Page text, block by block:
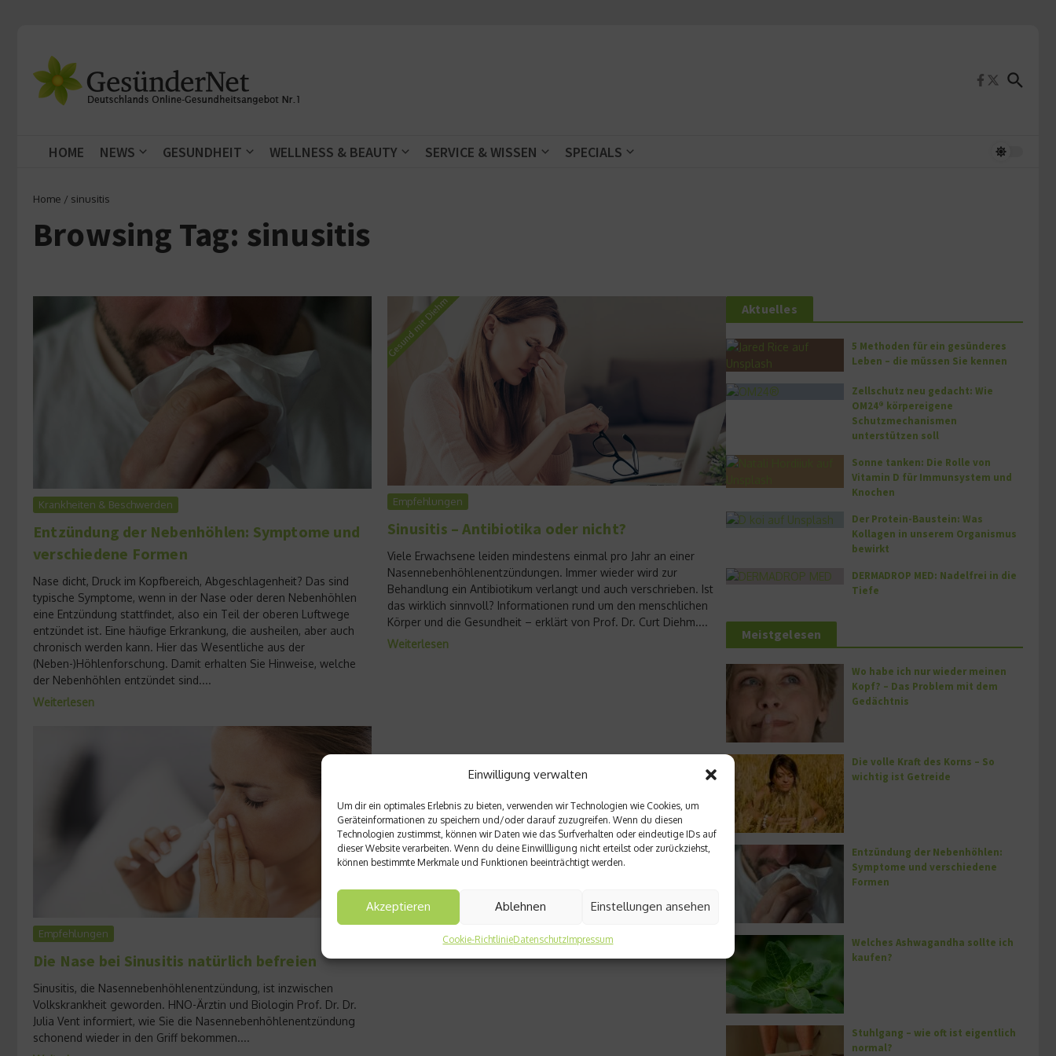
Einwilligung verwalten
Um dir ein optimales Erlebnis zu bieten, verwenden wir Technologien wie Cookies, um
Geräteinformationen zu speichern und/oder darauf zuzugreifen. Wenn du diesen
Technologien zustimmst, können wir Daten wie das Surfverhalten oder eindeutige IDs auf
dieser Website verarbeiten. Wenn du deine Einwillligung nicht erteilst oder zurückziehst,
können bestimmte Merkmale und Funktionen beeinträchtigt werden.
Akzeptieren Ablehnen Einstellungen ansehen
Cookie-RichtlinieDatenschutzImpressum
HOME NEWS GESUNDHEIT WELLNESS & BEAUTY SERVICE & WISSEN SPECIALS
Home / sinusitis
Browsing Tag: sinusitis
Krankheiten & Beschwerden
Entzündung der Nebenhöhlen: Symptome und
verschiedene Formen
Nase dicht, Druck im Kopfbereich, Abgeschlagenheit? Das sind
typische Symptome, wenn in der Nase oder deren Nebenhöhlen
eine Entzündung stattfindet, also ein Teil der oberen Luftwege
entzündet ist. Eine häufige Erkrankung, die ausheilen, aber auch
chronisch werden kann. Hier das Wesentliche aus der
(Neben-)Höhlenforschung. Damit erhalten Sie Hinweise, welche
der Nebenhöhlen entzündet sind....
Weiterlesen
Empfehlungen
Sinusitis – Antibiotika oder nicht?
Viele Erwachsene leiden mindestens einmal pro Jahr an einer
Nasennebenhöhlenentzündungen. Immer wieder wird zur
Behandlung ein Antibiotikum verlangt und auch verschrieben. Ist
das wirklich sinnvoll? Informationen rund um den menschlichen
Körper und die Gesundheit – erklärt von Prof. Dr. Curt Diehm....
Weiterlesen
Empfehlungen
Die Nase bei Sinusitis natürlich befreien
Sinusitis, die Nasennebenhöhlenentzündung, ist inzwischen
Volkskrankheit geworden. HNO-Ärztin und Biologin Prof. Dr. Dr.
Julia Vent informiert, wie Sie die Nasennebenhöhlenentzündung
schonend wieder in den Griff bekommen....
Aktuelles
5 Methoden für ein gesünderes
Leben – die müssen Sie kennen
Zellschutz neu gedacht: Wie
OM24® körpereigene
Schutzmechanismen
unterstützen soll
Sonne tanken: Die Rolle von
Vitamin D für Immunsystem und
Knochen
Der Protein-Baustein: Was
Kollagen in unserem Organismus
bewirkt
DERMADROP MED: Nadelfrei in die
Tiefe
Meistgelesen
Wo habe ich nur wieder meinen
Kopf? – Das Problem mit dem
Gedächtnis
Die volle Kraft des Korns – So
wichtig ist Getreide
Entzündung der Nebenhöhlen:
Symptome und verschiedene
Formen
Welches Ashwagandha sollte ich
kaufen?
Stuhlgang – wie oft ist eigentlich
normal?